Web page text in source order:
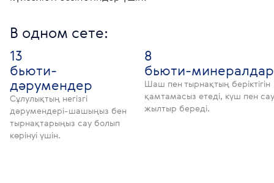
В одном сете:
13
бьюти-
дәрумендер
Сұлулықтың негізгі
дәрумендері-шашыңыз бен
тырнақтарыңыз сау болып
көрінуі үшін.
8
бьюти-минералдар
Шаш пен тырнақтың беріктігін
қамтамасыз етеді, күш пен сау
жылтыр береді.